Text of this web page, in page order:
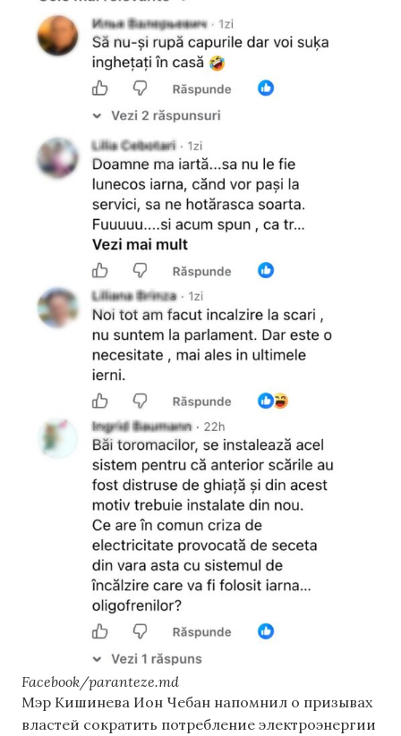
Facebook/paranteze.md
Мэр Кишинева Ион Чебан напомнил о призывах
властей сократить потребление электроэнергии